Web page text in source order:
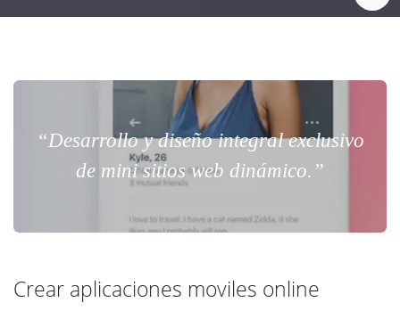
“Desarrollo y diseño integral exclusivo
de mini sitios web dinámico.”
Crear aplicaciones moviles online